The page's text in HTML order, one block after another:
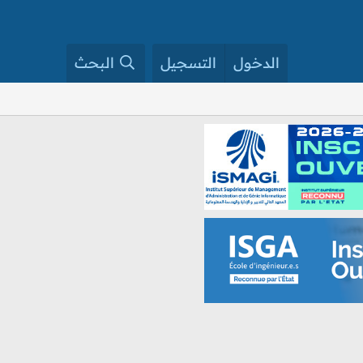
الدخول التسجيل البحث